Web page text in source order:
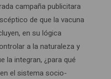
campaña publicitara
de que la vacuna
en su lógica
a la naturaleza y
la integran, ¿para qué
el sistema socio-